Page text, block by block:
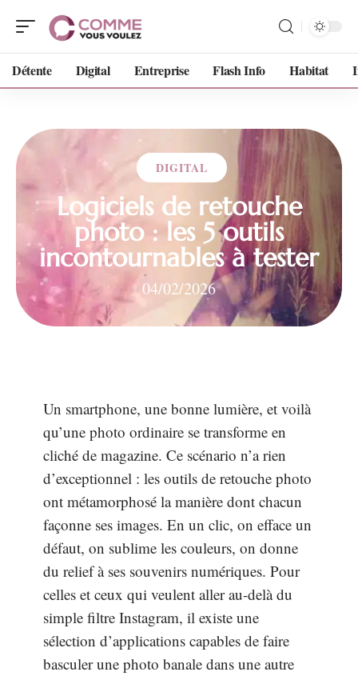
Détente Digital Entreprise Flash Info Habitat
DIGITAL
Logiciels de retouche
photo : les 5 outils
incontournables à tester
04/02/2026
Un smartphone, une bonne lumière, et voilà
qu’une photo ordinaire se transforme en
cliché de magazine. Ce scénario n’a rien
d’exceptionnel : les outils de retouche photo
ont métamorphosé la manière dont chacun
façonne ses images. En un clic, on efface un
défaut, on sublime les couleurs, on donne
du relief à ses souvenirs numériques. Pour
celles et ceux qui veulent aller au-delà du
simple filtre Instagram, il existe une
sélection d’applications capables de faire
basculer une photo banale dans une autre